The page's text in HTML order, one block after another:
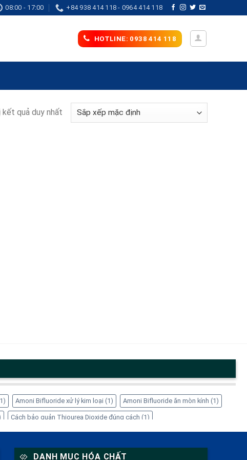
08:00 - 17:00 +84 938 414 118 - 0964 414 118
HOTLINE: 0938 414 118
kết quả duy nhất
Amoni Bifluoride xử lý kim loại (1) Amoni Bifluoride ăn mòn kính (1)
Cách bảo quản Thiourea Dioxide đúng cách (1)
(1) EDTA-4Na có tác dụng gì(1) EDTA-4Na có độc không(1)
luyện giá sỉ(1) Inositol cho nữ giới(1) Inositol giảm cân(1)
DANH MỤC HÓA CHẤT